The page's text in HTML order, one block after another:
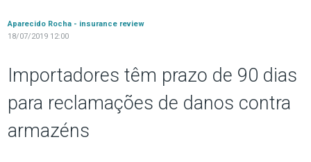
Aparecido Rocha - insurance review
18/07/2019 12:00
Importadores têm prazo de 90 dias
para reclamações de danos contra
armazéns